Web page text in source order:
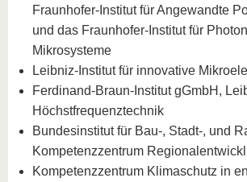
Fraunhofer-Institut für Angewandte
und das Fraunhofer-Institut für
Mikrosysteme
Leibniz-Institut für innovative
Ferdinand-Braun-Institut gGmbH,
Höchstfrequenztechnik
Bundesinstitut für Bau-, Stadt-, und
Kompetenzzentrum
Kompetenzzentrum Klimaschutz in